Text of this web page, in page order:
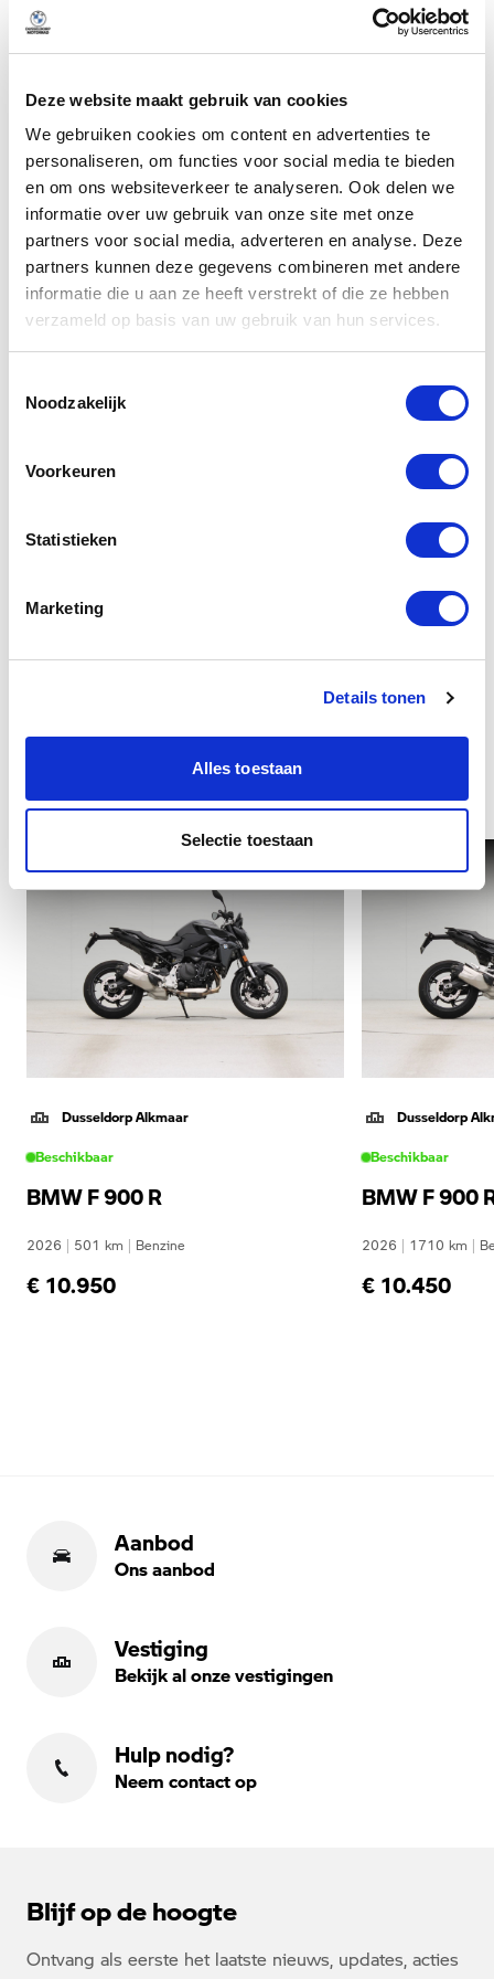
Deze website maakt gebruik van cookies
We gebruiken cookies om content en advertenties te
personaliseren, om functies voor social media te bieden
en om ons websiteverkeer te analyseren. Ook delen we
informatie over uw gebruik van onze site met onze
partners voor social media, adverteren en analyse. Deze
partners kunnen deze gegevens combineren met andere
informatie die u aan ze heeft verstrekt of die ze hebben
verzameld op basis van uw gebruik van hun services.
Noodzakelijk
Voorkeuren
Statistieken
Marketing
Details tonen
Alles toestaan
Selectie toestaan
Handgeschakeld
Transmissie
Omschrijving
Meer weergeven
Alle opties
Interessant voor u
Dusseldorp Alkmaar
Beschikbaar
BMW F 900 R
2026 | 501 km | Benzine
€ 10.950
Dusseldorp
Beschikbaar
BMW F 900
2026 | 1710 km |
€ 10.450
Aanbod
Ons aanbod
Vestiging
Bekijk al onze vestigingen
Hulp nodig?
Neem contact op
Blijf op de hoogte
Ontvang als eerste het laatste nieuws, updates, acties